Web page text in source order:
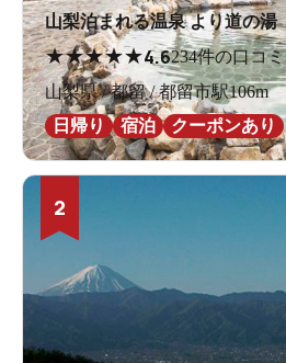
山梨泊まれる温泉 より道の湯
★★★★★4.6234件の口コミ
山梨県 / 都留 / 都留市駅106m
日帰り
宿泊 クーポンあり
2